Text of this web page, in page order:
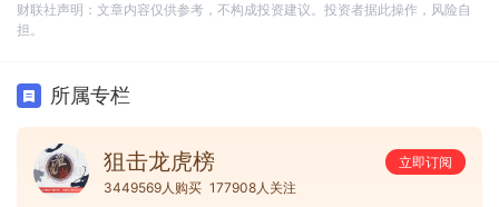
财联社声明：文章内容仅供参考，不构成投资建议。投资者据此操作，风险自
担。
所属专栏
狙击龙虎榜
立即订阅
3449569人购买 177908人关注